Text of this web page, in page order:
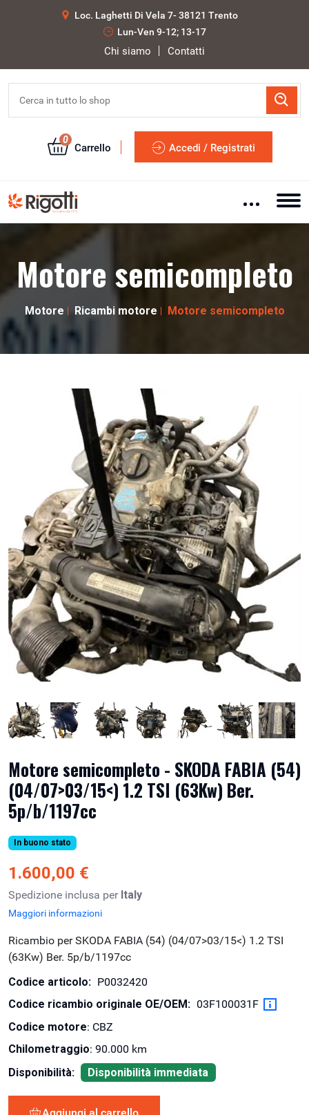
Loc. Laghetti Di Vela 7- 38121 Trento
Lun-Ven 9-12; 13-17
Chi siamo Contatti
0
Carrello Accedi / Registrati
Motore semicompleto
Motore Ricambi motore Motore semicompleto
Motore semicompleto - SKODA FABIA (54)
(04/07>03/15<) 1.2 TSI (63Kw) Ber.
5p/b/1197cc
In buono stato
1.600,00 €
Spedizione inclusa per Italy
Maggiori informazioni
Ricambio per SKODA FABIA (54) (04/07>03/15<) 1.2 TSI
(63Kw) Ber. 5p/b/1197cc
Codice articolo: P0032420
Codice ricambio originale OE/OEM: 03F100031F
Codice motore: CBZ
Chilometraggio: 90.000 km
Disponibilità:
Disponibilità immediata